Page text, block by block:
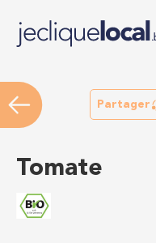
Partager
Tomate